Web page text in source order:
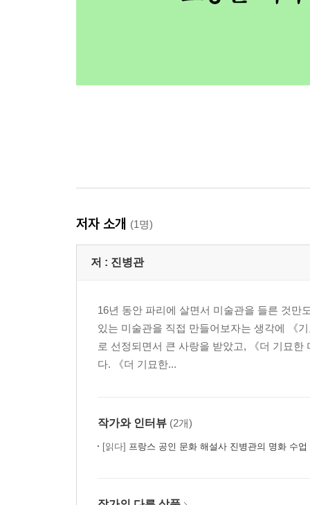
저자 소개 (1명)
저 : 진병관
16년 동안 파리에 살면서 미술관을 들른 것만
있는 미술관을 직접 만들어보자는 생각에 《
로 선정되면서 큰 사랑을 받았고, 《더 기묘
다. 《더 기묘한...
작가와 인터뷰 (2개)
[읽다] 프랑스 공인 문화 해설사 진병관의 명화 수업